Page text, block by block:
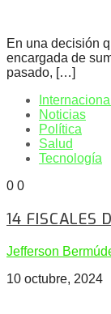
En una decisión
encargada de
pasado, […]
Internacional
Noticias
Política
Salud
Tecnología
0 0
14 FISCALES
Jefferson
10 octubre, 2024